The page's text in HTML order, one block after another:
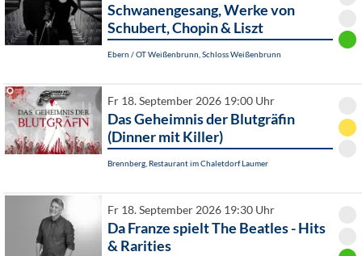
Schwanengesang, Werke von
Schubert, Chopin & Liszt
Ebern / OT Weißenbrunn, Schloss Weißenbrunn
Fr 18. September 2026 19:00 Uhr
Das Geheimnis der Blutgräfin
(Dinner mit Killer)
Brennberg, Restaurant im Chaletdorf Laumer
Fr 18. September 2026 19:30 Uhr
Da Franze spielt The Beatles - Hits
& Rarities